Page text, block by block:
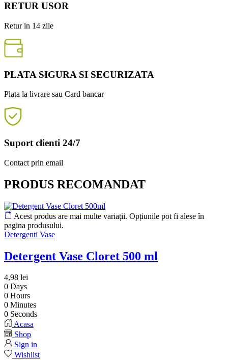
RETUR USOR
Retur in 14 zile
PLATA SIGURA SI SECURIZATA
Plata la livrare sau Card bancar
Suport clienti 24/7
Contact prin email
PRODUS RECOMANDAT
Acest produs are mai multe variații. Opțiunile pot fi alese în
pagina produsului.
Detergenti Vase
Detergent Vase Cloret 500 ml
4,98 lei
0 Days
0 Hours
0 Minutes
0 Seconds
Acasa
Shop
Sign in
Wishlist